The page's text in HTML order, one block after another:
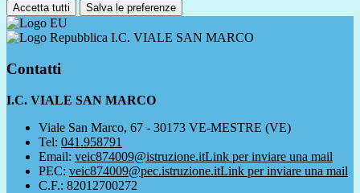
Accetta tutti Salva le preferenze
I.C. VIALE SAN MARCO
Contatti
I.C. VIALE SAN MARCO
Viale San Marco, 67 - 30173 VE-MESTRE (VE)
Tel: 041.958791
Email: veic874009@istruzione.itLink per inviare una mail
PEC: veic874009@pec.istruzione.itLink per inviare una mail
C.F.: 82012700272